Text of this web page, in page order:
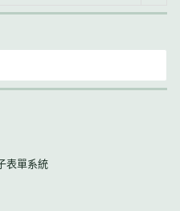
表單系統